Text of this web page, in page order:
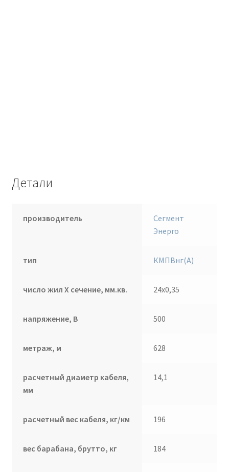
Детали
производитель
Сегмент
Энерго
тип КМПВнг(А)
число жил Х сечение, мм.кв. 24х0,35
напряжение, В 500
метраж, м 628
расчетный диаметр кабеля,
мм
14,1
расчетный вес кабеля, кг/км 196
вес барабана, брутто, кг 184